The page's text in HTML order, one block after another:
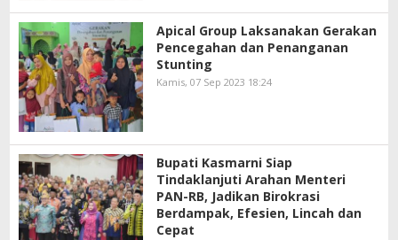
Apical Group Laksanakan Gerakan
Pencegahan dan Penanganan
Stunting
Kamis, 07 Sep 2023 18:24
Bupati Kasmarni Siap
Tindaklanjuti Arahan Menteri
PAN-RB, Jadikan Birokrasi
Berdampak, Efesien, Lincah dan
Cepat